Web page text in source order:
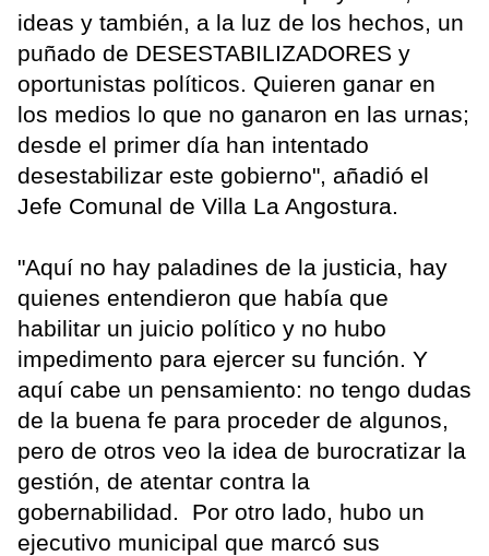
ideas y también, a la luz de los hechos, un
puñado de DESESTABILIZADORES y
oportunistas políticos. Quieren ganar en
los medios lo que no ganaron en las urnas;
desde el primer día han intentado
desestabilizar este gobierno", añadió el
Jefe Comunal de Villa La Angostura.
"Aquí no hay paladines de la justicia, hay
quienes entendieron que había que
habilitar un juicio político y no hubo
impedimento para ejercer su función. Y
aquí cabe un pensamiento: no tengo dudas
de la buena fe para proceder de algunos,
pero de otros veo la idea de burocratizar la
gestión, de atentar contra la
gobernabilidad. Por otro lado, hubo un
ejecutivo municipal que marcó sus